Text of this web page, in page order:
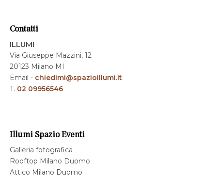
Contatti
ILLUMI
Via Giuseppe Mazzini, 12
20123 Milano MI
Email - chiedimi@spazioillumi.it
T. 02 09956546
Illumi Spazio Eventi
Galleria fotografica
Rooftop Milano Duomo
Attico Milano Duomo